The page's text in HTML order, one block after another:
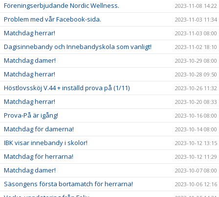
Föreningserbjudande Nordic Wellness. 2023-11-08 14:22
Problem med vår Facebook-sida. 2023-11-03 11:34
Matchdag herrar! 2023-11-03 08:00
Dagisinnebandy och Innebandyskola som vanligt! 2023-11-02 18:10
Matchdag damer! 2023-10-29 08:00
Matchdag herrar! 2023-10-28 09:50
Höstlovssköj V.44 + inställd prova på (1/11) 2023-10-26 11:32
Matchdag herrar! 2023-10-20 08:33
Prova-På är igång! 2023-10-16 08:00
Matchdag för damerna! 2023-10-14 08:00
IBK visar innebandy i skolor! 2023-10-12 13:15
Matchdag för herrarna! 2023-10-12 11:29
Matchdag damer! 2023-10-07 08:00
Säsongens första bortamatch för herrarna! 2023-10-06 12:16